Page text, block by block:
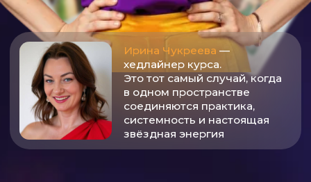
Кажется, чтовсё сложно
и запутано, и хочется
«кнопку ясности»
Проекты стоят на месте,
и не видно, где деньги
Зависаете в сомнениях:
менять работу или терпеть?